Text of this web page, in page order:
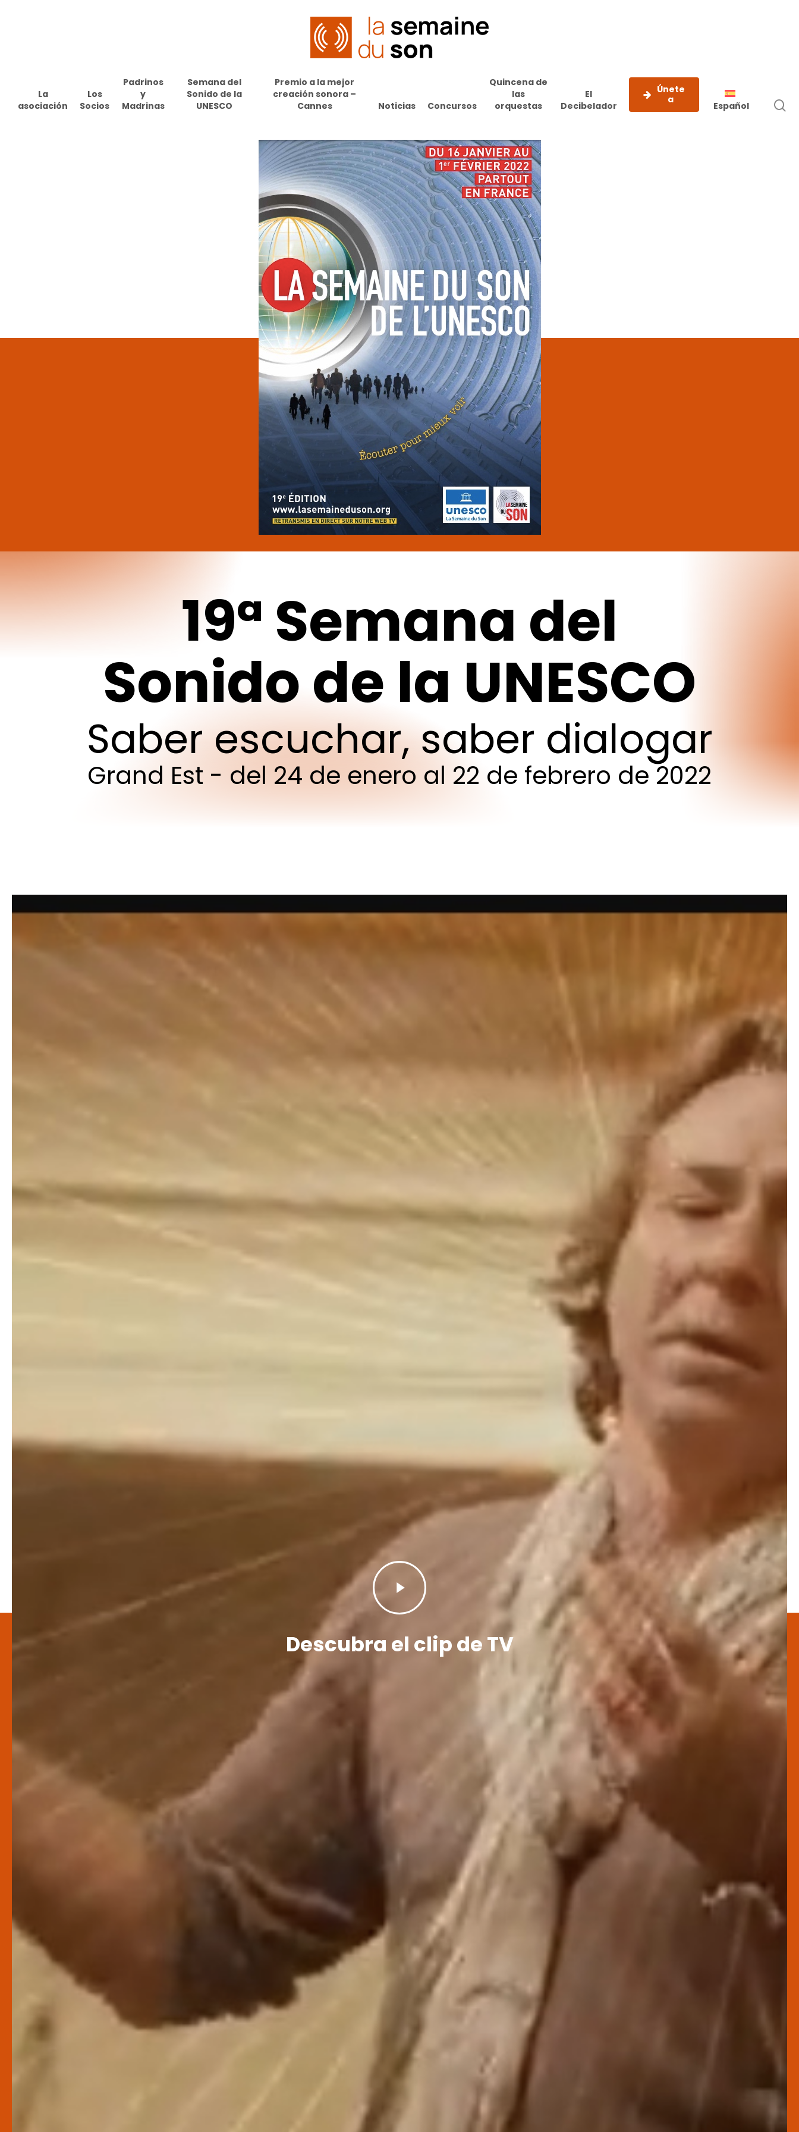
La
asociación
Los
Socios
Padrinos
y
Madrinas
Semana del
Sonido de la
UNESCO
Premio a la mejor
creación sonora –
Cannes
Noticias Concursos
Quincena de
las
orquestas
El
Decibelador
Únete
a
Español
19ª Semana del
Sonidode la UNESCO
Saber escuchar,saber dialogar
Grand Est - del 24 de enero al 22 de febrero de 2022
Play
Video
Descubra el clip de TV